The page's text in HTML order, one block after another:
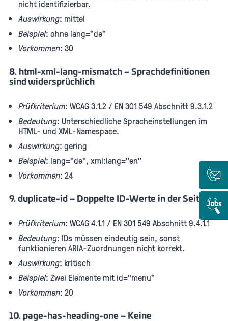
nicht identifizierbar.
Auswirkung: mittel
Beispiel: ohne lang="de"
Vorkommen: 30
8. html-xml-lang-mismatch – Sprachdefinitionen
sind widersprüchlich
Prüfkriterium: WCAG 3.1.2 / EN 301 549 Abschnitt 9.3.1.2
Bedeutung: Unterschiedliche Spracheinstellungen im
HTML- und XML-Namespace.
Auswirkung: gering
Beispiel: lang="de", xml:lang="en"
Vorkommen: 24
9. duplicate-id – Doppelte ID-Werte in der Seite
Prüfkriterium: WCAG 4.1.1 / EN 301 549 Abschnitt 9.4.1.1
Bedeutung: IDs müssen eindeutig sein, sonst
funktionieren ARIA-Zuordnungen nicht korrekt.
Auswirkung: kritisch
Beispiel: Zwei Elemente mit id="menu"
Vorkommen: 20
10. page-has-heading-one – Keine